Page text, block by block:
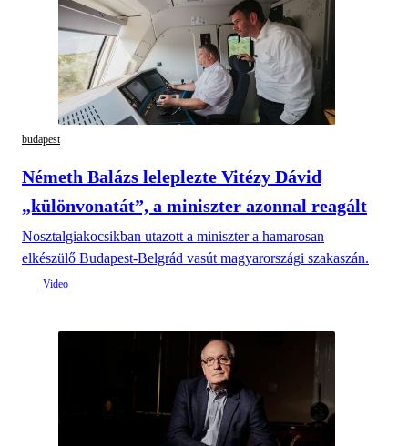
budapest
Németh Balázs leleplezte Vitézy Dávid
„különvonatát”, a miniszter azonnal reagált
Nosztalgiakocsikban utazott a miniszter a hamarosan
elkészülő Budapest-Belgrád vasút magyarországi szakaszán.